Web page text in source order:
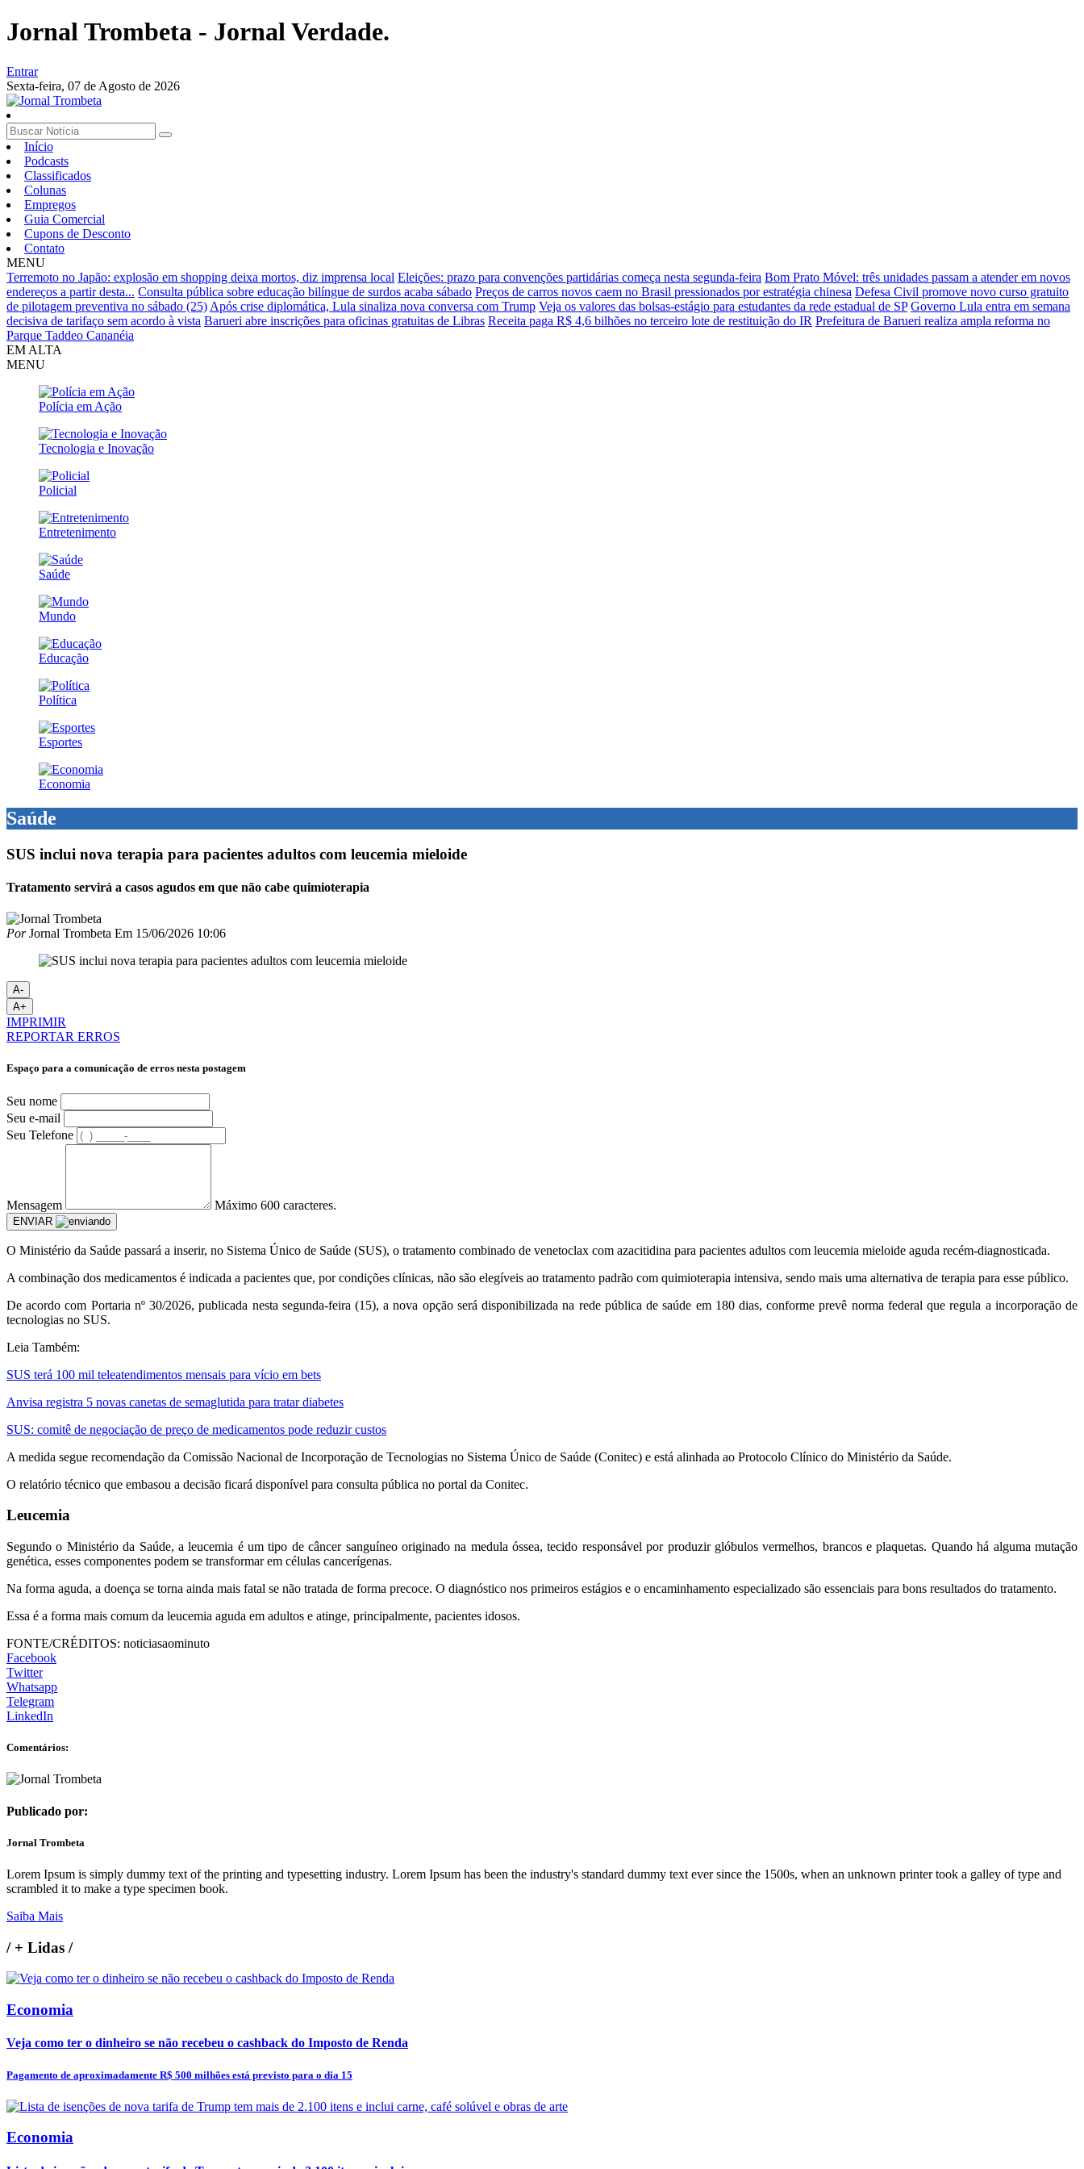
Jornal Trombeta - Jornal Verdade.
Entrar
Sexta-feira, 07 de Agosto de 2026
Início
Podcasts
Classificados
Colunas
Empregos
Guia Comercial
Cupons de Desconto
Contato
MENU
Terremoto no Japão: explosão em shopping deixa mortos, diz imprensa local Eleições: prazo para convenções partidárias começa nesta segunda-feira Bom Prato Móvel: três unidades passam a atender em novos
endereços a partir desta... Consulta pública sobre educação bilíngue de surdos acaba sábado Preços de carros novos caem no Brasil pressionados por estratégia chinesa Defesa Civil promove novo curso gratuito
de pilotagem preventiva no sábado (25) Após crise diplomática, Lula sinaliza nova conversa com Trump Veja os valores das bolsas-estágio para estudantes da rede estadual de SP Governo Lula entra em semana
decisiva de tarifaço sem acordo à vista Barueri abre inscrições para oficinas gratuitas de Libras Receita paga R$ 4,6 bilhões no terceiro lote de restituição do IR Prefeitura de Barueri realiza ampla reforma no
Parque Taddeo Cananéia
EM ALTA
MENU
Polícia em Ação
Tecnologia e Inovação
Policial
Entretenimento
Saúde
Mundo
Educação
Política
Esportes
Economia
Saúde
SUS inclui nova terapia para pacientes adultos com leucemia mieloide
Tratamento servirá a casos agudos em que não cabe quimioterapia
PorJornal Trombeta Em 15/06/2026 10:06
A-
A+
IMPRIMIR
REPORTAR ERROS
Espaço para a comunicação de erros nesta postagem
Seu nome
Seu e-mail
Seu Telefone
Mensagem Máximo 600 caracteres.
ENVIAR
O Ministério da Saúde passará a inserir, no Sistema Único de Saúde (SUS), o tratamento combinado de venetoclax com azacitidina para pacientes adultos com leucemia mieloide aguda recém-diagnosticada.
A combinação dos medicamentos é indicada a pacientes que, por condições clínicas, não são elegíveis ao tratamento padrão com quimioterapia intensiva, sendo mais uma alternativa de terapia para esse público.
De acordo com Portaria nº 30/2026, publicada nesta segunda-feira (15), a nova opção será disponibilizada na rede pública de saúde em 180 dias, conforme prevê norma federal que regula a incorporação de
tecnologias no SUS.
Leia Também:
SUS terá 100 mil teleatendimentos mensais para vício em bets
Anvisa registra 5 novas canetas de semaglutida para tratar diabetes
SUS: comitê de negociação de preço de medicamentos pode reduzir custos
A medida segue recomendação da Comissão Nacional de Incorporação de Tecnologias no Sistema Único de Saúde (Conitec) e está alinhada ao Protocolo Clínico do Ministério da Saúde.
O relatório técnico que embasou a decisão ficará disponível para consulta pública no portal da Conitec.
Leucemia
Segundo o Ministério da Saúde, a leucemia é um tipo de câncer sanguíneo originado na medula óssea, tecido responsável por produzir glóbulos vermelhos, brancos e plaquetas. Quando há alguma mutação
genética, esses componentes podem se transformar em células cancerígenas.
Na forma aguda, a doença se torna ainda mais fatal se não tratada de forma precoce. O diagnóstico nos primeiros estágios e o encaminhamento especializado são essenciais para bons resultados do tratamento.
Essa é a forma mais comum da leucemia aguda em adultos e atinge, principalmente, pacientes idosos.
FONTE/CRÉDITOS: noticiasaominuto
Facebook
Twitter
Whatsapp
Telegram
LinkedIn
Comentários:
Publicado por:
Jornal Trombeta
Lorem Ipsum is simply dummy text of the printing and typesetting industry. Lorem Ipsum has been the industry's standard dummy text ever since the 1500s, when an unknown printer took a galley of type and
scrambled it to make a type specimen book.
Saiba Mais
/+ Lidas /
Economia
Veja como ter o dinheiro se não recebeu o cashback do Imposto de Renda
Pagamento de aproximadamente R$ 500 milhões está previsto para o dia 15
Economia